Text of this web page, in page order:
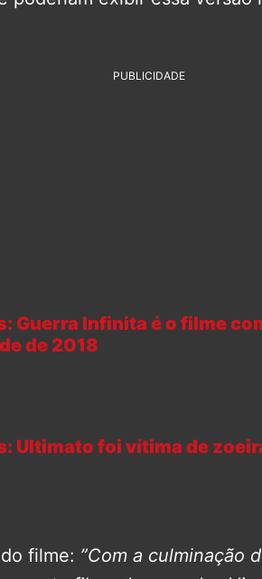
PUBLICIDADE
Guerra Infinita é o filme
de 2018
Ultimato foi vítima de
filme: ”Com a culminação